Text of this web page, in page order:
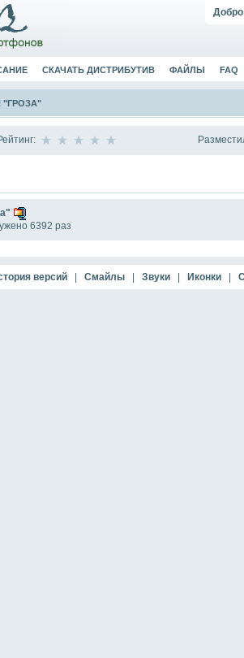
СКАЧАТЬ ДИСТРИБУТИВ ФАЙЛЫ FAQ
"ГРОЗА"
6392 раз
версий Смайлы Звуки Иконки